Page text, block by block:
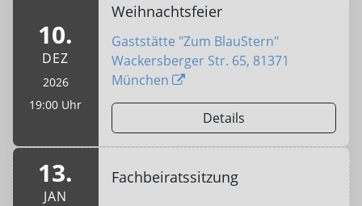
10.
DEZ
2026
19:00 Uhr
Weihnachtsfeier
Gaststätte "Zum BlauStern"
Wackersberger Str. 65, 81371
München
Details
13.
JAN
Fachbeiratssitzung